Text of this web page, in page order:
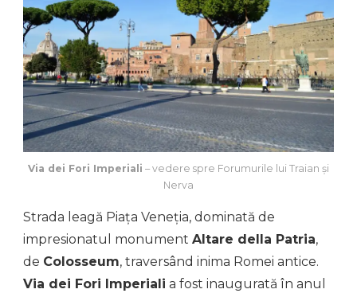
Via dei Fori Imperiali – vedere spre Forumurile lui Traian și
Nerva
Strada leagă Piața Veneția, dominată de
impresionatul monument Altare della Patria,
de Colosseum, traversând inima Romei antice.
Via dei Fori Imperiali a fost inaugurată în anul